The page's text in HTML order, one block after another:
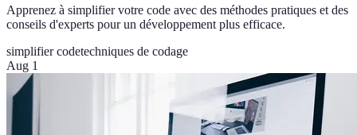
Apprenez à simplifier votre code avec des méthodes pratiques et des
conseils d'experts pour un développement plus efficace.
simplifier codetechniques de codage
Aug 1